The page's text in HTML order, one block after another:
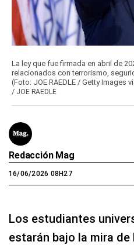
La ley que fue firmada en abril de
relacionados con terrorismo,
(Foto: JOE RAEDLE / Getty Images
/ JOE RAEDLE
Redacción Mag
16/06/2026 08H27
Los estudiantes
estarán bajo la mira